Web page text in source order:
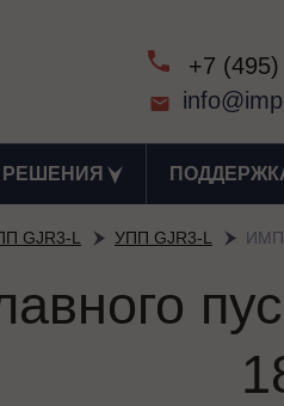
+7
РЕШЕНИЯ
GJR3-L УПП GJR3-L